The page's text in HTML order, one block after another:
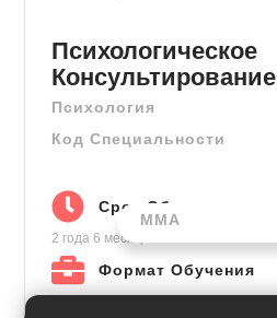
Психологическое
Консультирование
Психология
Код Специальности
Срок Обучения
2 года 6 месяцев
Формат Обучения
ММА